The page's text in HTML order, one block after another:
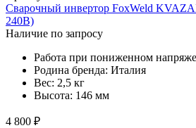
Сварочный инвертор FoxWeld
240В)
Наличие по запросу
Работа при пониженном
Родина бренда: Италия
Вес: 2,5 кг
Высота: 146 мм
4 800 ₽